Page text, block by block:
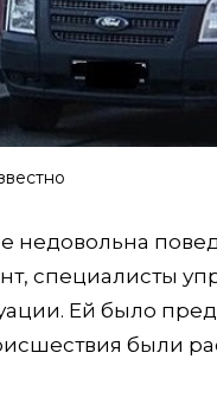
недовольна
специалисты
Ей было
были